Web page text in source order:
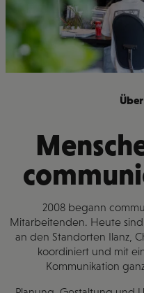
2008 begann
Mitarbeitenden. Heute
an den Standorten Ilanz,
koordiniert und mit
Kommunikation